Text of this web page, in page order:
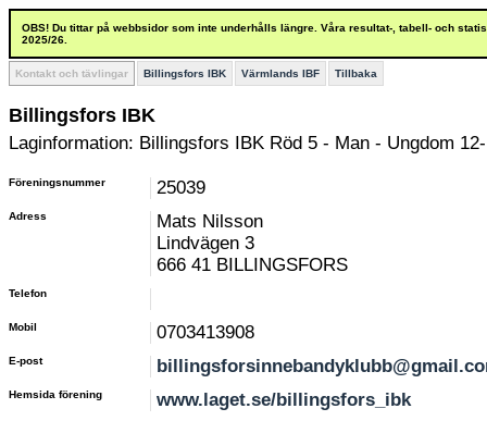
OBS! Du tittar på webbsidor som inte underhålls längre. Våra resultat-, tabell- och
2025/26.
Kontakt och tävlingar Billingsfors IBK Värmlands IBF Tillbaka
Billingsfors IBK
Laginformation: Billingsfors IBK Röd 5 - Man - Ungdom
Föreningsnummer 25039
Adress
Mats Nilsson
Lindvägen 3
666 41 BILLINGSFORS
Telefon
Mobil 0703413908
E-post
Hemsida förening www.laget.se/billingsfors_ibk